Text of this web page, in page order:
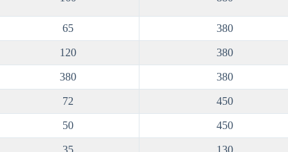
65 380
120 380
380 380
72 450
50 450
35 130